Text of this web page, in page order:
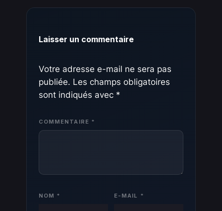
Laisser un commentaire
Votre adresse e-mail ne sera pas
publiée. Les champs obligatoires
sont indiqués avec *
COMMENTAIRE *
NOM * E-MAIL *